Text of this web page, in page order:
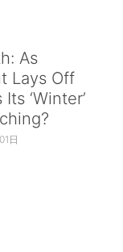
As
Lays Off
‘Winter’
日